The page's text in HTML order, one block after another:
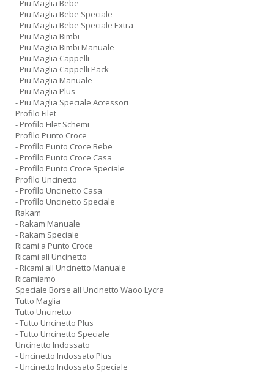
- Piu Maglia Bebe
- Piu Maglia Bebe Speciale
- Piu Maglia Bebe Speciale Extra
- Piu Maglia Bimbi
- Piu Maglia Bimbi Manuale
- Piu Maglia Cappelli
- Piu Maglia Cappelli Pack
- Piu Maglia Manuale
- Piu Maglia Plus
- Piu Maglia Speciale Accessori
Profilo Filet
- Profilo Filet Schemi
Profilo Punto Croce
- Profilo Punto Croce Bebe
- Profilo Punto Croce Casa
- Profilo Punto Croce Speciale
Profilo Uncinetto
- Profilo Uncinetto Casa
- Profilo Uncinetto Speciale
Rakam
- Rakam Manuale
- Rakam Speciale
Ricami a Punto Croce
Ricami all Uncinetto
- Ricami all Uncinetto Manuale
Ricamiamo
Speciale Borse all Uncinetto Waoo Lycra
Tutto Maglia
Tutto Uncinetto
- Tutto Uncinetto Plus
- Tutto Uncinetto Speciale
Uncinetto Indossato
- Uncinetto Indossato Plus
- Uncinetto Indossato Speciale